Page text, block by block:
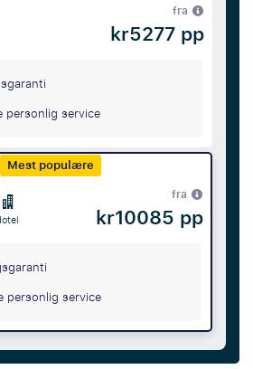
fra
kr5277 pp
personlig service
Mest populære
fra
kr10085 pp
personlig service